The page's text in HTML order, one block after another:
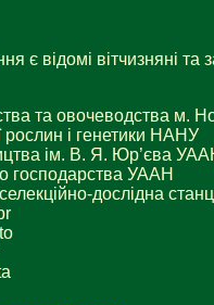
є відомі вітчизняні та
та овочеводства м.
рослин і генетики НАНУ
ім. В. Я. Юр’єва
господарства УААН
дослідна